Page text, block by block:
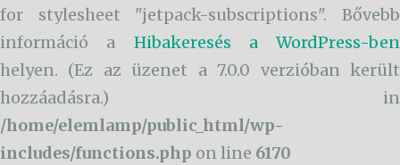
for stylesheet "jetpack-subscriptions". Bővebb
információ a Hibakeresés a WordPress-ben
helyen. (Ez az üzenet a 7.0.0 verzióban került
hozzáadásra.) in
/home/elemlamp/public_html/wp-
includes/functions.php on line 6170